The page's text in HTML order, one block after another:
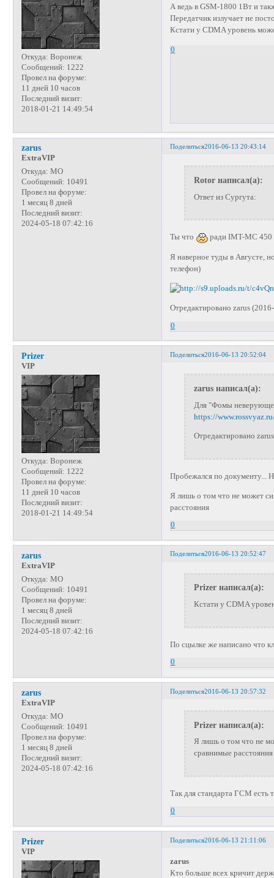
Откуда: Воронеж
Сообщений: 1222
Провел на форуме:
11 дней 10 часов
Последний визит:
2018-01-21 14:49:54
А ведь в GSM-1800 1Вт и
Передатчик излучает не
Кстати у CDMA уровень
0
Поделиться2016-06-13 20:43:14
zarus
ExtraVIP
Откуда: МО
Сообщений: 10491
Провел на форуме:
1 месяц 8 дней
Последний визит:
2024-05-18 07:42:16
Rotor написал(а):
Ответ из Сургута:
Ты что ради IMT-MC 450
Я наверное туды в Августе,
телефон)
Отредактировано zarus
0
Поделиться2016-06-13 20:52:04
Prizer
VIP
Откуда: Воронеж
Сообщений: 1222
Провел на форуме:
11 дней 10 часов
Последний визит:
2018-01-21 14:49:54
zarus написал(а):
Для "Фомы
https://
Отредактировано
Пробежался по документу...
Я лишь о том что не может
расстояния
0
Поделиться2016-06-13 20:52:47
zarus
ExtraVIP
Откуда: МО
Сообщений: 10491
Провел на форуме:
1 месяц 8 дней
Последний визит:
2024-05-18 07:42:16
Prizer написал(а):
Кстати у CDMA
По сцылке же написано что
0
Поделиться2016-06-13 20:57:32
zarus
ExtraVIP
Откуда: МО
Сообщений: 10491
Провел на форуме:
1 месяц 8 дней
Последний визит:
2024-05-18 07:42:16
Prizer написал(а):
Я лишь о том что не
сравнимые расстояния
Так для стандарта ГСМ есть
0
Поделиться2016-06-13 21:11:06
Prizer
VIP
zarus
Кто больше всех кричит